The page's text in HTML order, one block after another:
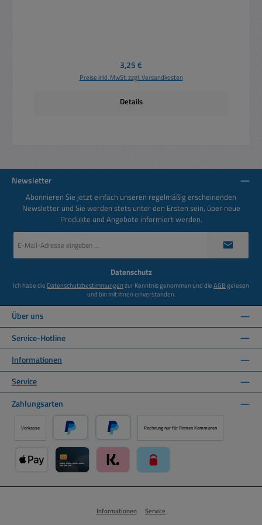
Regulärer Preis:
3,25 €
Preise inkl. MwSt. zzgl. Versandkosten
Details
Newsletter
Abonnieren Sie jetzt einfach unseren regelmäßig erscheinenden
Newsletter und Sie werden stets unter den Ersten sein, über neue
Produkte und Angebote informiert werden.
Mail-
Datenschutz
Ich habe die Datenschutzbestimmungenzur Kenntnis genommen und dieAGBgelesen
und bin mit ihnen einverstanden.
Über uns
Service-Hotline
Informationen
Service
Zahlungsarten
Vorkasse
PayPal Später Bezahlen über PayPal
Rechnung nur für Firmen Kommunen
Informationen Service